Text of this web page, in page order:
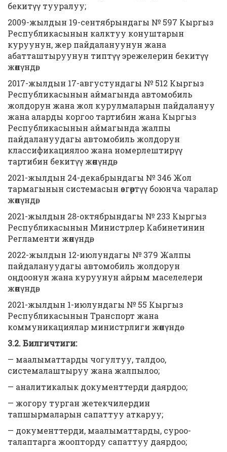
бекитүү тууралуу;
2009-жылдын 19-сентябрындагы № 597 Кыргыз
Республикасынын калктуу конуштарын
куруунун, жер пайдалануунун жана
абатташтыруунун типтүү эрежелерин бекитүү
жөнүндө;
2017-жылдын 17-августундагы № 512 Кыргыз
Республикасынын аймагында автомобиль
жолдорун жана жол курулмаларын пайдалануу
жана аларды коргоо тартибин жана Кыргыз
Республикасынын аймагында жалпы
пайдалануудагы автомобиль жолдорун
классификациялоо жана номерлештирүү
тартибин бекитүү жөнүндө;
2021-жылдын 24-декабрындагы № 346 Жол
тармагынын системасын өзгөртүү боюнча чаралар
жөнүндө;
2021-жылдын 28-октябрындагы № 233 Кыргыз
Республикасынын Министрлер Кабинетинин
Регламенти жөнүндө;
2022-жылдын 12-июлундагы № 379 Жалпы
пайдалануудагы автомобиль жолдорун
оңдоонун жана куруунун айрым маселелери
жөнүндө;
2021-жылдын 1-июлундагы № 55 Кыргыз
Республикасынын Транспорт жана
коммуникациялар министрлиги жөнүндө.
3.2. Билгичтиги:
— маалыматтарды чогултуу, талдоо,
системалаштыруу жана жалпылоо;
— аналитикалык документтерди даярдоо;
— жогору турган жетекчилердин
тапшырмаларын сапаттуу аткаруу;
— документтерди, маалыматтарды, суроо-
талаптарга жоопторду сапаттуу даярдоо;